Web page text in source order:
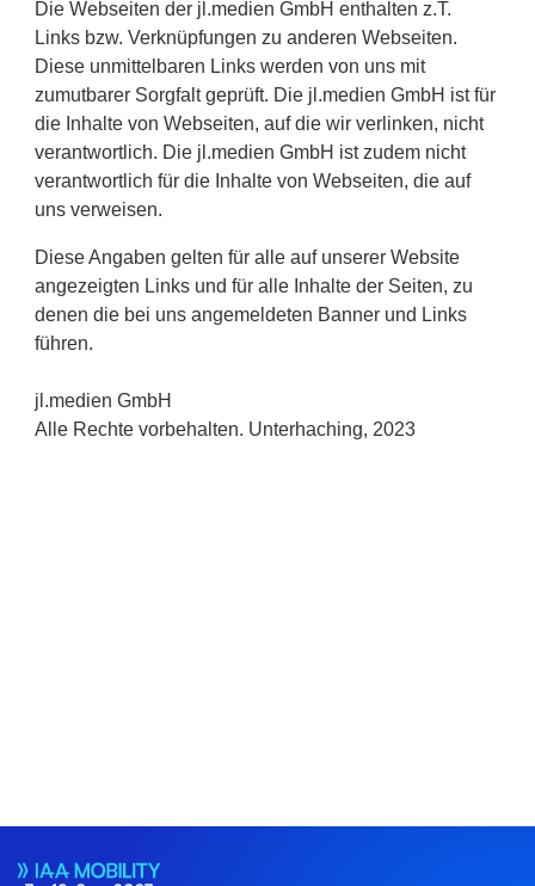
Die Webseiten der jl.medien GmbH enthalten z.T.
Links bzw. Verknüpfungen zu anderen Webseiten.
Diese unmittelbaren Links werden von uns mit
zumutbarer Sorgfalt geprüft. Die jl.medien GmbH ist für
die Inhalte von Webseiten, auf die wir verlinken, nicht
verantwortlich. Die jl.medien GmbH ist zudem nicht
verantwortlich für die Inhalte von Webseiten, die auf
uns verweisen.
Diese Angaben gelten für alle auf unserer Website
angezeigten Links und für alle Inhalte der Seiten, zu
denen die bei uns angemeldeten Banner und Links
führen.
jl.medien GmbH
Alle Rechte vorbehalten. Unterhaching, 2023